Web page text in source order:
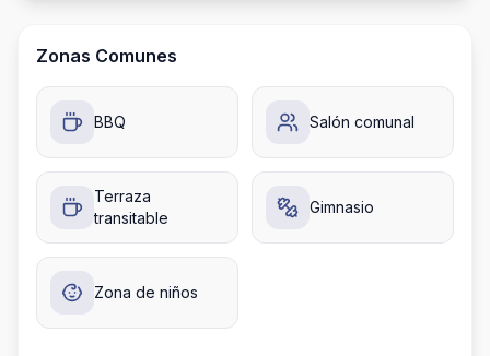
Zonas Comunes
BBQ Salón comunal
Terraza
transitable
Gimnasio
Zona de niños